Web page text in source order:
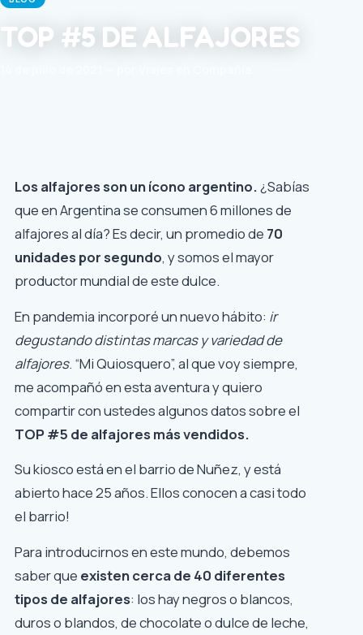
TOP #5 DE ALFAJORES
Los alfajores son un ícono argentino.¿Sabías
que en Argentina se consumen 6 millones de
alfajores al día? Es decir, un promedio de 70
unidades por segundo, y somos el mayor
productor mundial de este dulce.
En pandemia incorporé un nuevo hábito: ir
degustando distintas marcas y variedad de
alfajores. “Mi Quiosquero”, al que voy siempre,
me acompañó en esta aventura y quiero
compartir con ustedes algunos datos sobre el
TOP #5 de alfajores más vendidos.
Su kiosco está en el barrio de Nuñez, y está
abierto hace 25 años. Ellos conocen a casi todo
el barrio!
Para introducirnos en este mundo, debemos
saber que existen cerca de 40 diferentes
tipos de alfajores: los hay negros o blancos,
duros o blandos, de chocolate o dulce de leche,